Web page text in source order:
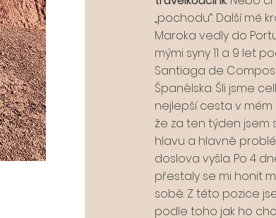
„pochodu“. Další mé
Maroka vedly do
mými syny 11 a 9 let
Santiaga de
Španělska. Šli jsme
nejlepší cesta v mém
že za ten týden jsem
hlavu a hlavně
doslova vyšla. Po 4
přestaly se mi honit
sobě. Z této pozice
podle toho jak ho